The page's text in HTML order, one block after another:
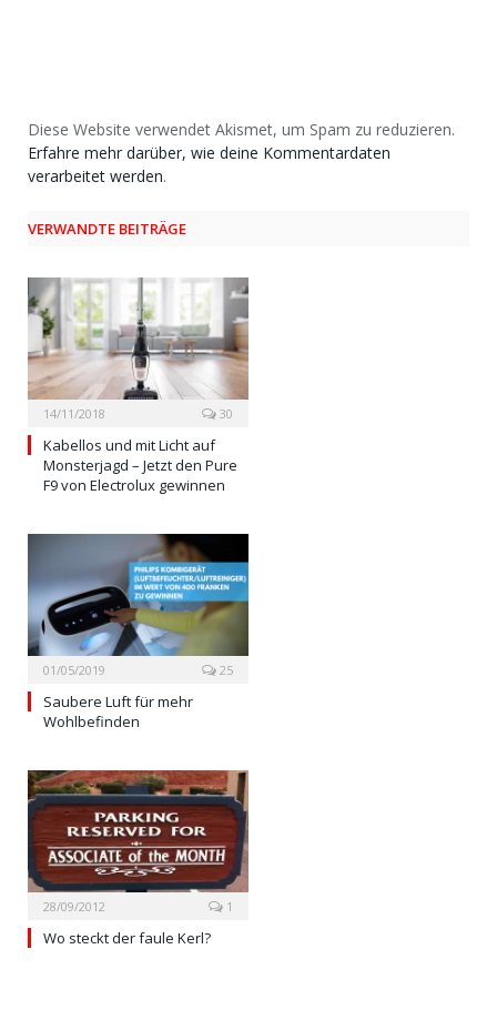
Diese Website verwendet Akismet, um Spam zu reduzieren.
Erfahre mehr darüber, wie deine Kommentardaten
verarbeitet werden.
VERWANDTE BEITRÄGE
14/11/2018 30
Kabellos und mit Licht auf
Monsterjagd – Jetzt den Pure
F9 von Electrolux gewinnen
01/05/2019 25
Saubere Luft für mehr
Wohlbefinden
28/09/2012 1
Wo steckt der faule Kerl?